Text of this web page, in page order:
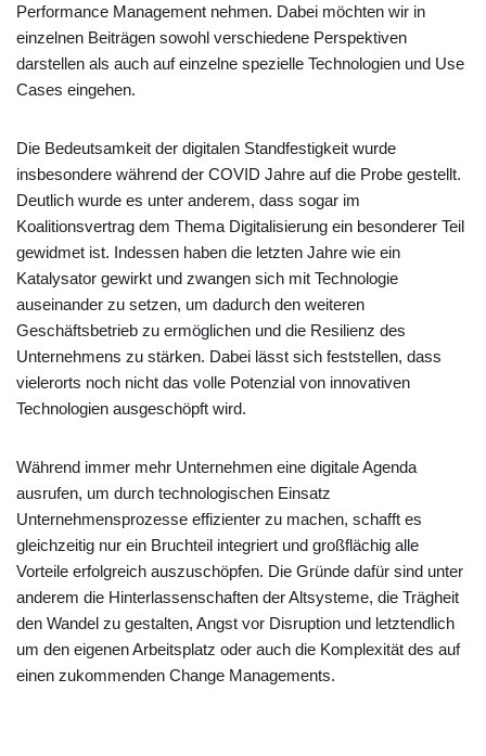
Performance Management nehmen. Dabei möchten wir in
einzelnen Beiträgen sowohl verschiedene Perspektiven
darstellen als auch auf einzelne spezielle Technologien und Use
Cases eingehen.
Die Bedeutsamkeit der digitalen Standfestigkeit wurde
insbesondere während der COVID Jahre auf die Probe gestellt.
Deutlich wurde es unter anderem, dass sogar im
Koalitionsvertrag dem Thema Digitalisierung ein besonderer Teil
gewidmet ist. Indessen haben die letzten Jahre wie ein
Katalysator gewirkt und zwangen sich mit Technologie
auseinander zu setzen, um dadurch den weiteren
Geschäftsbetrieb zu ermöglichen und die Resilienz des
Unternehmens zu stärken. Dabei lässt sich feststellen, dass
vielerorts noch nicht das volle Potenzial von innovativen
Technologien ausgeschöpft wird.
Während immer mehr Unternehmen eine digitale Agenda
ausrufen, um durch technologischen Einsatz
Unternehmensprozesse effizienter zu machen, schafft es
gleichzeitig nur ein Bruchteil integriert und großflächig alle
Vorteile erfolgreich auszuschöpfen. Die Gründe dafür sind unter
anderem die Hinterlassenschaften der Altsysteme, die Trägheit
den Wandel zu gestalten, Angst vor Disruption und letztendlich
um den eigenen Arbeitsplatz oder auch die Komplexität des auf
einen zukommenden Change Managements.